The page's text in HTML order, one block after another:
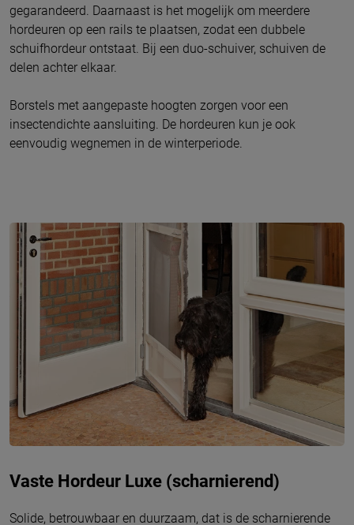
gegarandeerd. Daarnaast is het mogelijk om meerdere
hordeuren op een rails te plaatsen, zodat een dubbele
schuifhordeur ontstaat. Bij een duo-schuiver, schuiven de
delen achter elkaar.
Borstels met aangepaste hoogten zorgen voor een
insectendichte aansluiting. De hordeuren kun je ook
eenvoudig wegnemen in de winterperiode.
Vaste Hordeur Luxe (scharnierend)
Solide, betrouwbaar en duurzaam, dat is de scharnierende